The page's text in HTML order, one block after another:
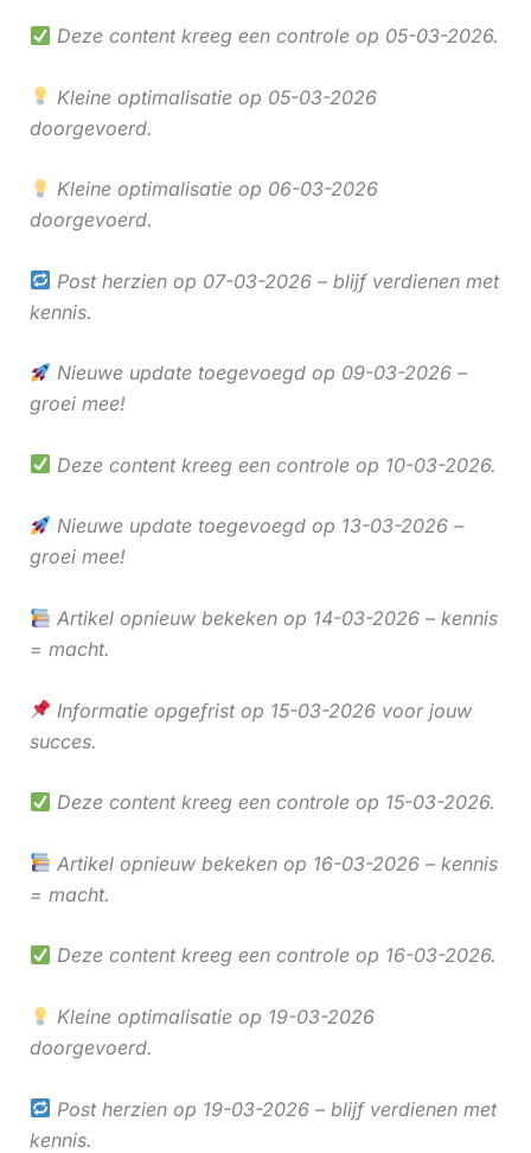
Deze content kreeg een controle op 05-03-2026.
Kleine optimalisatie op 05-03-2026
doorgevoerd.
Kleine optimalisatie op 06-03-2026
doorgevoerd.
Post herzien op 07-03-2026 – blijf verdienen met
kennis.
Nieuwe update toegevoegd op 09-03-2026 –
groei mee!
Deze content kreeg een controle op 10-03-2026.
Nieuwe update toegevoegd op 13-03-2026 –
groei mee!
Artikel opnieuw bekeken op 14-03-2026 – kennis
= macht.
Informatie opgefrist op 15-03-2026 voor jouw
succes.
Deze content kreeg een controle op 15-03-2026.
Artikel opnieuw bekeken op 16-03-2026 – kennis
= macht.
Deze content kreeg een controle op 16-03-2026.
Kleine optimalisatie op 19-03-2026
doorgevoerd.
Post herzien op 19-03-2026 – blijf verdienen met
kennis.